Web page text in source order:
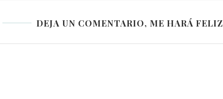
DEJA UN COMENTARIO, ME HARÁ FELIZ